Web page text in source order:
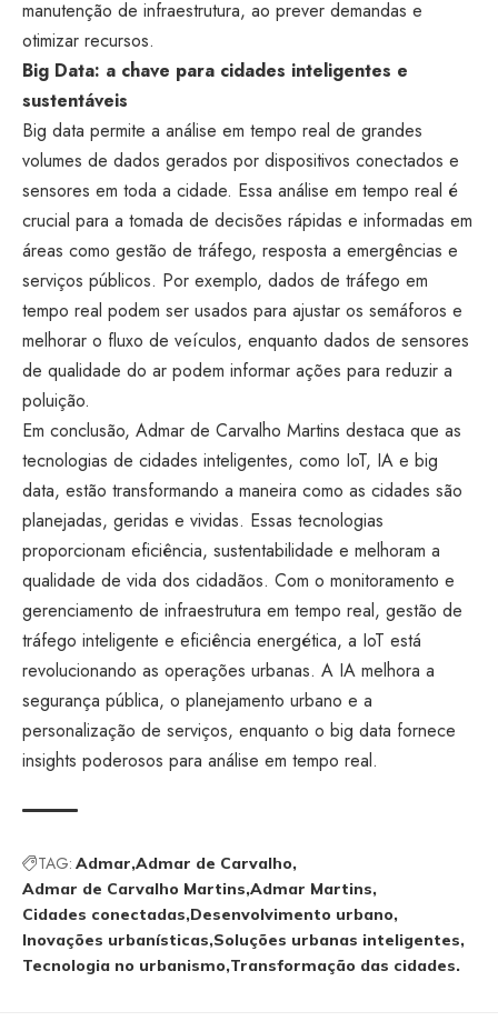
manutenção de infraestrutura, ao prever demandas e
otimizar recursos.
Big Data: a chave para cidades inteligentes e
sustentáveis
Big data permite a análise em tempo real de grandes
volumes de dados gerados por dispositivos conectados e
sensores em toda a cidade. Essa análise em tempo real é
crucial para a tomada de decisões rápidas e informadas em
áreas como gestão de tráfego, resposta a emergências e
serviços públicos. Por exemplo, dados de tráfego em
tempo real podem ser usados para ajustar os semáforos e
melhorar o fluxo de veículos, enquanto dados de sensores
de qualidade do ar podem informar ações para reduzir a
poluição.
Em conclusão, Admar de Carvalho Martins destaca que as
tecnologias de cidades inteligentes, como IoT, IA e big
data, estão transformando a maneira como as cidades são
planejadas, geridas e vividas. Essas tecnologias
proporcionam eficiência, sustentabilidade e melhoram a
qualidade de vida dos cidadãos. Com o monitoramento e
gerenciamento de infraestrutura em tempo real, gestão de
tráfego inteligente e eficiência energética, a IoT está
revolucionando as operações urbanas. A IA melhora a
segurança pública, o planejamento urbano e a
personalização de serviços, enquanto o big data fornece
insights poderosos para análise em tempo real.
TAG: Admar Admar de Carvalho
Admar de Carvalho Martins Admar Martins
Cidades conectadas Desenvolvimento urbano
Inovações urbanísticas Soluções urbanas inteligentes
Tecnologia no urbanismo Transformação das cidades.